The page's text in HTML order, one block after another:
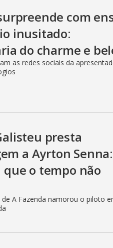
com
inusitado:
do charme e
as redes sociais da
presta
a Ayrton Senna:
que o tempo não
A Fazenda namorou o piloto